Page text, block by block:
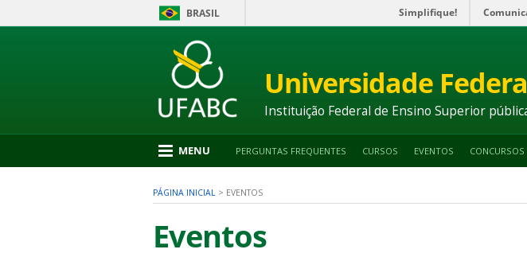
BRASIL Simplifique!
para
2
Universidade
Instituição Federal de Ensino Superior
MENU PERGUNTAS FREQUENTES CURSOS EVENTOS CONCURSOS
PÁGINA INICIAL > EVENTOS
Eventos